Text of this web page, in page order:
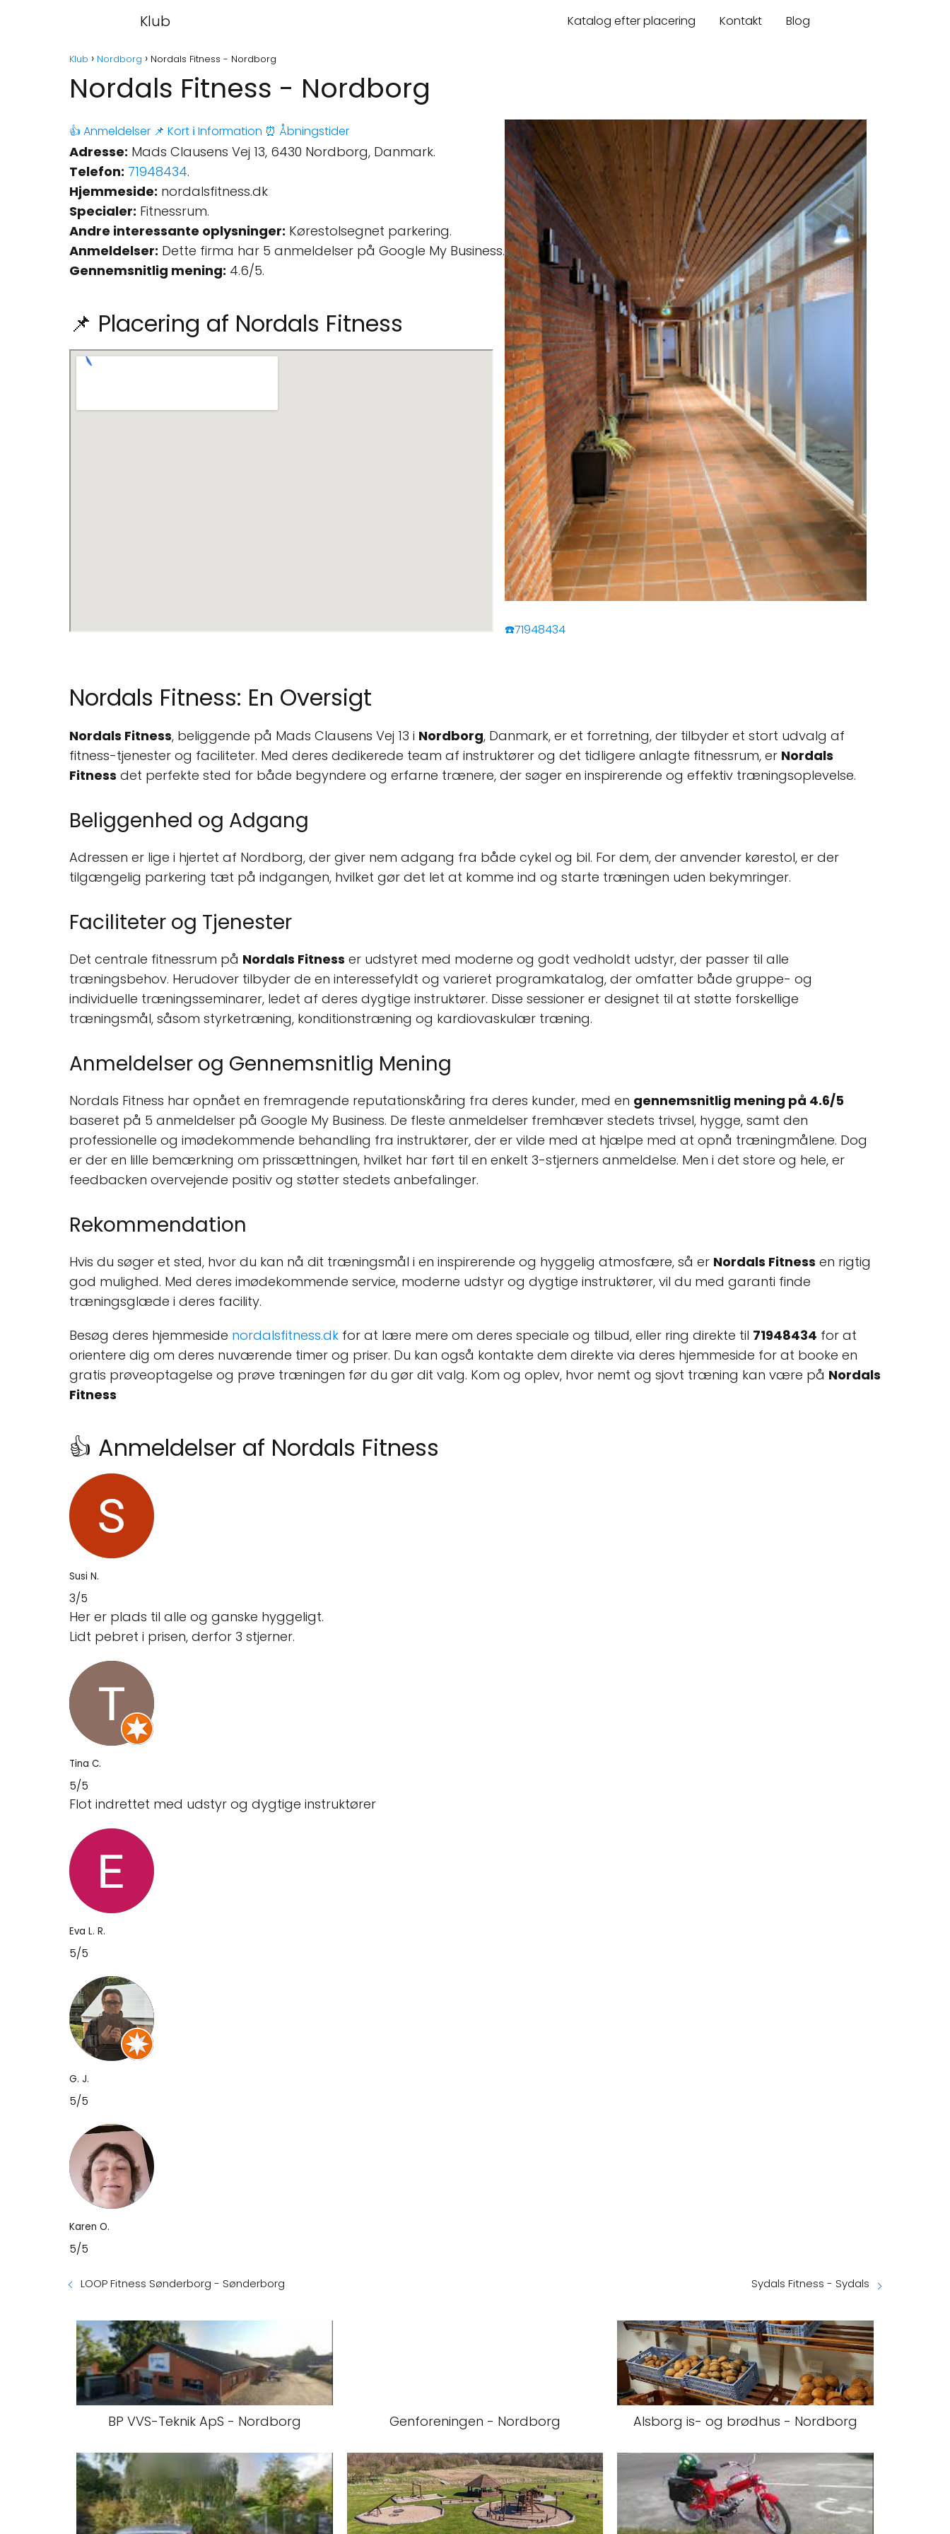
Klub Katalog efter placering Kontakt Blog
Klub Nordborg Nordals Fitness - Nordborg
Nordals Fitness - Nordborg
👍 Anmeldelser 📌 Kort ℹ️ Information ⏰ Åbningstider
Adresse: Mads Clausens Vej 13, 6430 Nordborg, Danmark.
Telefon: 71948434.
Hjemmeside: nordalsfitness.dk
Specialer: Fitnessrum.
Andre interessante oplysninger: Kørestolsegnet parkering.
Anmeldelser: Dette firma har 5 anmeldelser på Google My Business.
Gennemsnitlig mening: 4.6/5.
📌 Placering af Nordals Fitness
☎️71948434
Nordals Fitness: En Oversigt
Nordals Fitness, beliggende på Mads Clausens Vej 13 i Nordborg, Danmark, er et forretning, der tilbyder et stort udvalg af
fitness-tjenester og faciliteter. Med deres dedikerede team af instruktører og det tidligere anlagte fitnessrum, er Nordals
Fitness det perfekte sted for både begyndere og erfarne trænere, der søger en inspirerende og effektiv træningsoplevelse.
Beliggenhed og Adgang
Adressen er lige i hjertet af Nordborg, der giver nem adgang fra både cykel og bil. For dem, der anvender kørestol, er der
tilgængelig parkering tæt på indgangen, hvilket gør det let at komme ind og starte træningen uden bekymringer.
Faciliteter og Tjenester
Det centrale fitnessrum på Nordals Fitness er udstyret med moderne og godt vedholdt udstyr, der passer til alle
træningsbehov. Herudover tilbyder de en interessefyldt og varieret programkatalog, der omfatter både gruppe- og
individuelle træningsseminarer, ledet af deres dygtige instruktører. Disse sessioner er designet til at støtte forskellige
træningsmål, såsom styrketræning, konditionstræning og kardiovaskulær træning.
Anmeldelser og Gennemsnitlig Mening
Nordals Fitness har opnået en fremragende reputationskåring fra deres kunder, med en gennemsnitlig mening på 4.6/5
baseret på 5 anmeldelser på Google My Business. De fleste anmeldelser fremhæver stedets trivsel, hygge, samt den
professionelle og imødekommende behandling fra instruktører, der er vilde med at hjælpe med at opnå træningmålene. Dog
er der en lille bemærkning om prissættningen, hvilket har ført til en enkelt 3-stjerners anmeldelse. Men i det store og hele, er
feedbacken overvejende positiv og støtter stedets anbefalinger.
Rekommendation
Hvis du søger et sted, hvor du kan nå dit træningsmål i en inspirerende og hyggelig atmosfære, så er Nordals Fitness en rigtig
god mulighed. Med deres imødekommende service, moderne udstyr og dygtige instruktører, vil du med garanti finde
træningsglæde i deres facility.
Besøg deres hjemmeside nordalsfitness.dk for at lære mere om deres speciale og tilbud, eller ring direkte til 71948434 for at
orientere dig om deres nuværende timer og priser. Du kan også kontakte dem direkte via deres hjemmeside for at booke en
gratis prøveoptagelse og prøve træningen før du gør dit valg. Kom og oplev, hvor nemt og sjovt træning kan være på Nordals
Fitness
👍 Anmeldelser af Nordals Fitness
Susi N.
3/5
Her er plads til alle og ganske hyggeligt.
Lidt pebret i prisen, derfor 3 stjerner.
Tina C.
5/5
Flot indrettet med udstyr og dygtige instruktører
Eva L. R.
5/5
G. J.
5/5
Karen O.
5/5
LOOP Fitness Sønderborg - Sønderborg Sydals Fitness - Sydals
BP VVS-Teknik ApS - Nordborg Genforeningen - Nordborg Alsborg is- og brødhus - Nordborg